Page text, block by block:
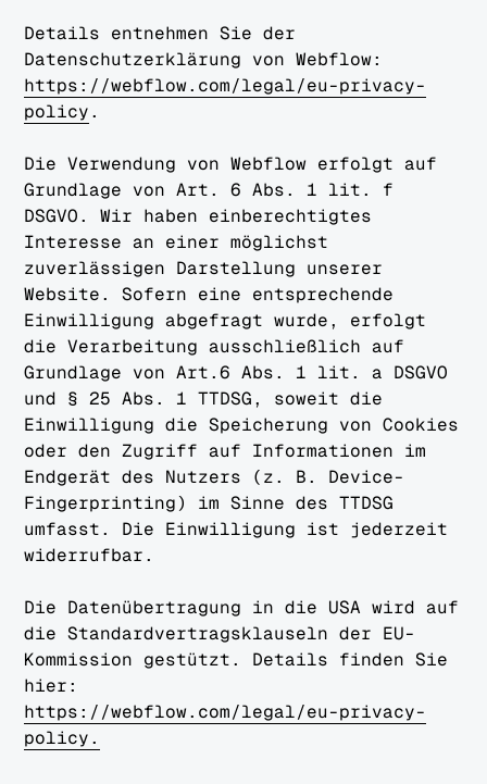
Details entnehmen Sie der
Datenschutzerklärung von Webflow:
https://webflow.com/legal/eu-privacy-
policy.
Die Verwendung von Webflow erfolgt auf
Grundlage von Art. 6 Abs. 1 lit. f
DSGVO. Wir haben einberechtigtes
Interesse an einer möglichst
zuverlässigen Darstellung unserer
Website. Sofern eine entsprechende
Einwilligung abgefragt wurde, erfolgt
die Verarbeitung ausschließlich auf
Grundlage von Art.6 Abs. 1 lit. a DSGVO
und § 25 Abs. 1 TTDSG, soweit die
Einwilligung die Speicherung von Cookies
oder den Zugriff auf Informationen im
Endgerät des Nutzers (z. B. Device-
Fingerprinting) im Sinne des TTDSG
umfasst. Die Einwilligung ist jederzeit
widerrufbar.
Die Datenübertragung in die USA wird auf
die Standardvertragsklauseln der EU-
Kommission gestützt. Details finden Sie
hier:
https://webflow.com/legal/eu-privacy-
policy.